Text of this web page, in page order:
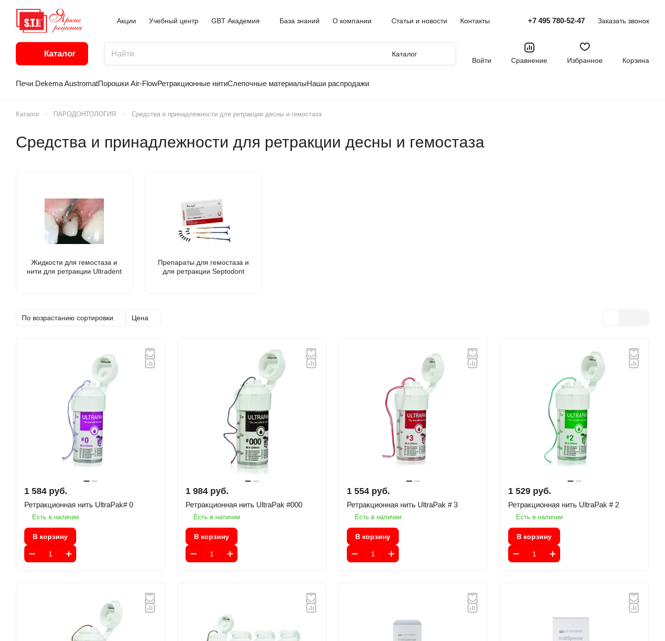
Акции Учебный центр GBT Академия База знаний О компании Статьи и новости Контакты +7 495 780-52-47 Заказать звонок
Каталог
Каталог
Войти
Сравнение Избранное Корзина
Печи Dekema AustromatПорошки Air-FlowРетракционные нитиСлепочные материалыНаши распродажи
Каталог – ПАРОДОНТОЛОГИЯ – Средства и принадлежности для ретракции десны и гемостаза
Средства и принадлежности для ретракции десны и гемостаза
Жидкости для гемостаза и
нити для ретракции Ultradent
Препараты для гемостаза и
для ретракции Septodont
По возрастанию сортировки Цена
1 584 руб.
Ретракционная нить UltraPak# 0
Есть в наличии
В корзину
1 984 руб.
Ретракционная нить UltraPak #000
Есть в наличии
В корзину
1 554 руб.
Ретракционная нить UltraPak # 3
Есть в наличии
В корзину
1 529 руб.
Ретракционная нить UltraPak # 2
Есть в наличии
В корзину